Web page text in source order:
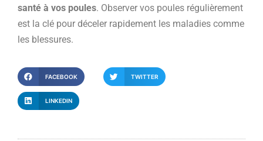
santé à vos poules. Observer vos poules régulièrement
est la clé pour déceler rapidement les maladies comme
les blessures.
FACEBOOK TWITTER
LINKEDIN